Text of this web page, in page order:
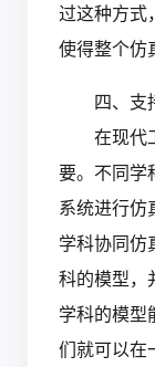
过这种方式
使得整个仿
四、支
在现代
要。不同学
系统进行仿
学科协同仿
科的模型，
学科的模型
们就可以在